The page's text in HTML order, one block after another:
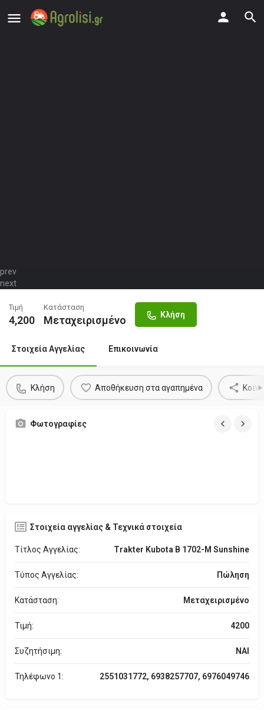
prev
nextTrakter Kubota B 1702-M Sunshine
Τιμή
4,200
Κατάσταση
Μεταχειρισμένο Κλήση
Στοιχεία Αγγελίας Επικοινωνία
Κλήση Αποθήκευση στα αγαπημένα
Φωτογραφίες
Στοιχεία αγγελίας & Τεχνικά στοιχεία
Τίτλος Αγγελίας: Trakter Kubota B 1702-M Sunshine
Τύπος Αγγελίας: Πώληση
Κατάσταση: Μεταχειρισμένο
Τιμή: 4200
Συζητήσιμη: ΝΑΙ
Τηλέφωνο 1: 2551031772, 6938257707, 6976049746